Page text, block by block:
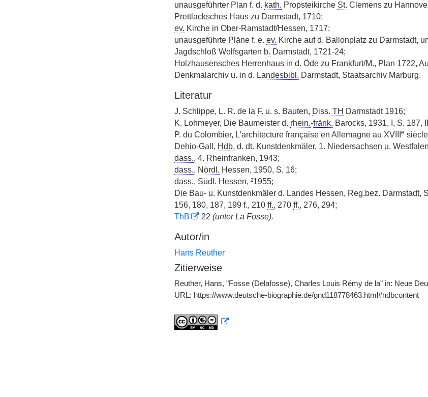
unausgeführter Plan f. d. kath. Propsteikirche St. Clemens zu
Prettlacksches Haus zu Darmstadt, 1710;
ev. Kirche in Ober-Ramstadt/Hessen, 1717;
unausgeführte Pläne f. e. ev. Kirche auf d. Ballonplatz zu Darmstadt,
Jagdschloß Wolfsgarten b. Darmstadt, 1721-24;
Holzhausensches Herrenhaus in d. Öde zu Frankfurt/M., Plan 1722,
Denkmalarchiv u. in d. Landesbibl. Darmstadt, Staatsarchiv Marburg.
Literatur
J. Schlippe, L. R. de la F. u. s. Bauten, Diss. TH Darmstadt 1916;
K. Lohmeyer, Die Baumeister d. rhein.-fränk. Barocks, 1931, I, S. 187,
P. du Colombier, L'architecture française en Allemagne au XVIII
e
Dehio-Gall, Hdb. d. dt. Kunstdenkmäler, 1. Niedersachsen u.
dass., 4. Rheinfranken, 1943;
dass., Nördl. Hessen, 1950, S. 16;
dass., Südl. Hessen, ²1955;
Die Bau- u. Kunstdenkmäler d. Landes Hessen, Reg.bez. Darmstadt,
156, 180, 187, 199 f., 210 ff., 270 ff., 276, 294;
ThB
22 (unter La Fosse).
Autor/in
Hans Reuther
Zitierweise
Reuther, Hans, "Fosse (Delafosse), Charles Louis Rémy de la" in: Neue
URL: https://www.deutsche-biographie.de/gnd118778463.html#ndbcontent